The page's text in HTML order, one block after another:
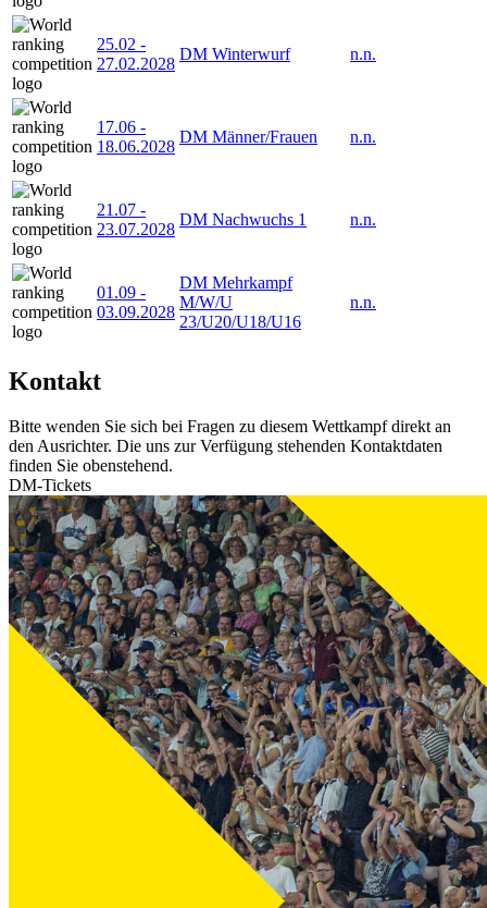
25.02 -
27.02.2028
DM Winterwurf n.n.
17.06 -
18.06.2028
DM Männer/Frauen n.n.
21.07 -
23.07.2028
DM Nachwuchs 1 n.n.
01.09 -
03.09.2028
DM Mehrkampf
M/W/U
23/U20/U18/U16
n.n.
Kontakt
Bitte wenden Sie sich bei Fragen zu diesem Wettkampf direkt an
den Ausrichter. Die uns zur Verfügung stehenden Kontaktdaten
finden Sie obenstehend.
DM-Tickets